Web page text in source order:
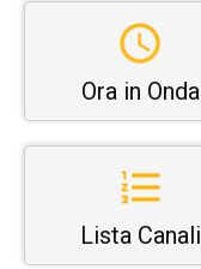
Ora in Onda
Lista Canali